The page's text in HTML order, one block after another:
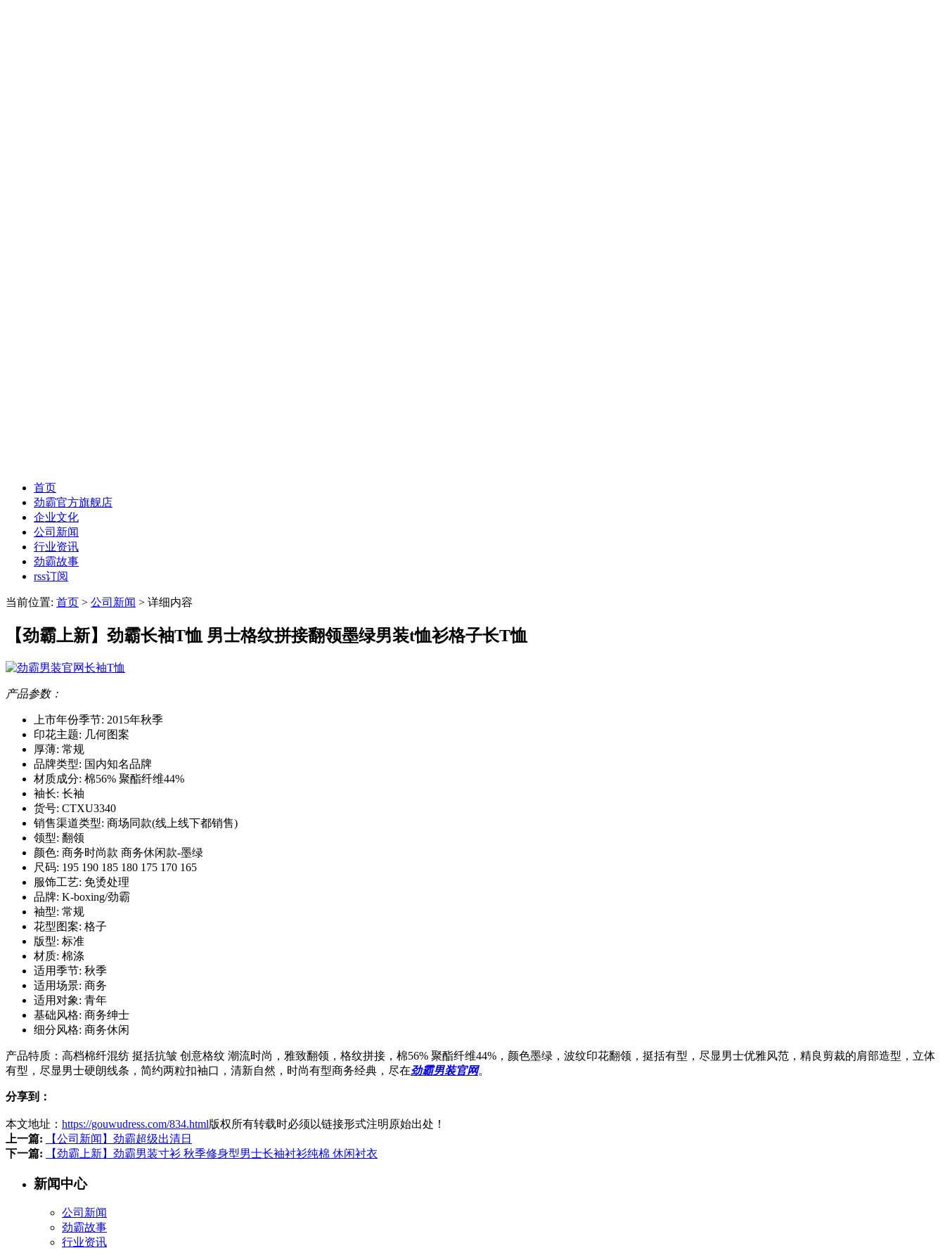
首页
劲霸官方旗舰店
企业文化
公司新闻
行业资讯
劲霸故事
rss订阅
当前位置: 首页 > 公司新闻 > 详细内容
【劲霸上新】劲霸长袖T恤 男士格纹拼接翻领墨绿男装t恤衫格子长T恤
产品参数：
上市年份季节: 2015年秋季
印花主题: 几何图案
厚薄: 常规
品牌类型: 国内知名品牌
材质成分: 棉56% 聚酯纤维44%
袖长: 长袖
货号: CTXU3340
销售渠道类型: 商场同款(线上线下都销售)
领型: 翻领
颜色: 商务时尚款 商务休闲款-墨绿
尺码: 195 190 185 180 175 170 165
服饰工艺: 免烫处理
品牌: K-boxing/劲霸
袖型: 常规
花型图案: 格子
版型: 标准
材质: 棉涤
适用季节: 秋季
适用场景: 商务
适用对象: 青年
基础风格: 商务绅士
细分风格: 商务休闲
产品特质：高档棉纤混纺 挺括抗皱 创意格纹 潮流时尚，雅致翻领，格纹拼接，棉56% 聚酯纤维44%，颜色墨绿，波纹印花翻领，挺括有型，尽显男士优雅风范，精良剪裁的肩部造型，立体
有型，尽显男士硬朗线条，简约两粒扣袖口，清新自然，时尚有型商务经典，尽在劲霸男装官网。
分享到：
本文地址： https://gouwudress.com/834.html版权所有转载时必须以链接形式注明原始出处！
上一篇:
【公司新闻】劲霸超级出清日
下一篇:
【劲霸上新】劲霸男装寸衫 秋季修身型男士长袖衬衫纯棉 休闲衬衣
新闻中心
公司新闻
劲霸故事
行业资讯